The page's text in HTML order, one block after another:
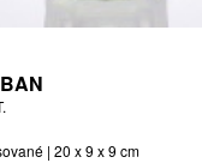
| 20 x 9 x 9 cm